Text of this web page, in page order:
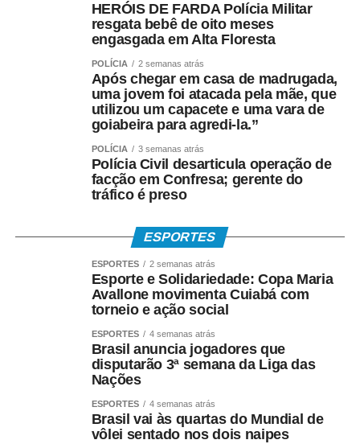
• Crédito em conta corrente ou poupança da Caixa;
• Depósito em Poupança Social Digital, movimentada
pelo aplicativo Caixa Tem.
Quem não possui conta pode sacar:
• Com Cartão Social e senha em lotéricas, caixas
eletrônicos e correspondentes CAIXA Aqui;
• Nas agências, com documento oficial com foto;
• Sem cartão, por meio de biometria cadastrada.
Para servidores públicos
(Pasep)
O Banco do Brasil faz o pagamento por:
• Crédito em conta bancária;
• Transferência via TED ou Pix;
HERÓIS DE FARDA Polícia Militar
resgata bebê de oito meses
engasgada em Alta Floresta
POLÍCIA 2 semanas atrás
Após chegar em casa de madrugada,
uma jovem foi atacada pela mãe, que
utilizou um capacete e uma vara de
goiabeira para agredi-la.”
POLÍCIA 3 semanas atrás
Polícia Civil desarticula operação de
facção em Confresa; gerente do
tráfico é preso
ESPORTES
ESPORTES 2 semanas atrás
Esporte e Solidariedade: Copa Maria
Avallone movimenta Cuiabá com
torneio e ação social
ESPORTES 4 semanas atrás
Brasil anuncia jogadores que
disputarão 3ª semana da Liga das
Nações
ESPORTES 4 semanas atrás
Brasil vai às quartas do Mundial de
vôlei sentado nos dois naipes